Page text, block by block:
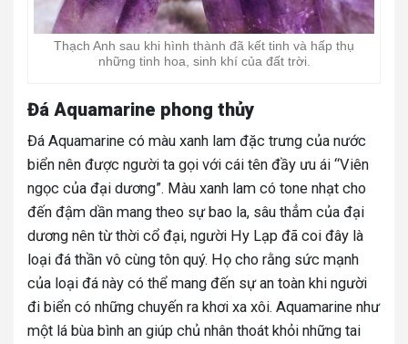
Thạch Anh sau khi hình thành đã kết tinh và hấp thụ
những tinh hoa, sinh khí của đất trời.
Đá Aquamarine phong thủy
Đá Aquamarine có màu xanh lam đặc trưng của nước
biển nên được người ta gọi với cái tên đầy ưu ái “Viên
ngọc của đại dương”. Màu xanh lam có tone nhạt cho
đến đậm dần mang theo sự bao la, sâu thẳm của đại
dương nên từ thời cổ đại, người Hy Lạp đã coi đây là
loại đá thần vô cùng tôn quý. Họ cho rằng sức mạnh
của loại đá này có thể mang đến sự an toàn khi người
đi biển có những chuyến ra khơi xa xôi. Aquamarine như
một lá bùa bình an giúp chủ nhân thoát khỏi những tai